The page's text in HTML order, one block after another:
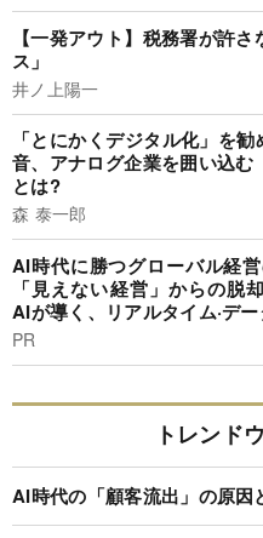
【一発アウト】税務署が許
ス」
井ノ上陽一
「とにかくデジタル化」を
音、アナログ企業を囲い込む
とは?
森 泰一郎
AI時代に勝つグローバル経
「見えない経営」からの脱
AIが導く、リアルタイム·デ
PR
トレンド
AI時代の「顧客流出」の原因